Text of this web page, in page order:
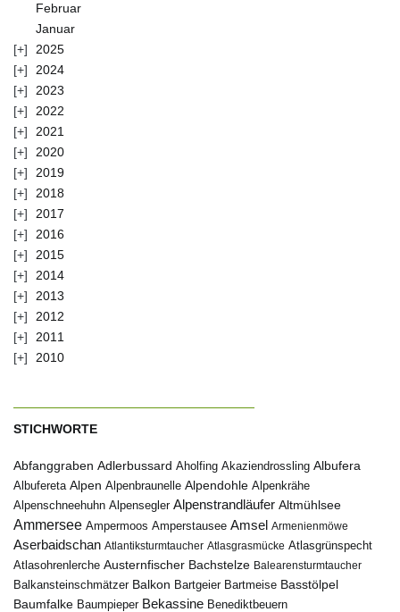
Februar
Januar
2025
2024
2023
2022
2021
2020
2019
2018
2017
2016
2015
2014
2013
2012
2011
2010
STICHWORTE
Abfanggraben Adlerbussard Aholfing Akaziendrossling Albufera
Albufereta Alpen Alpenbraunelle Alpendohle Alpenkrähe
Alpenschneehuhn Alpensegler Alpenstrandläufer Altmühlsee
Ammersee Ampermoos Amperstausee Amsel Armenienmöwe
Aserbaidschan Atlantiksturmtaucher Atlasgrasmücke Atlasgrünspecht
Atlasohrenlerche Austernfischer Bachstelze Balearensturmtaucher
Balkansteinschmätzer Balkon Bartgeier Bartmeise Basstölpel
Baumfalke Baumpieper Bekassine Benediktbeuern